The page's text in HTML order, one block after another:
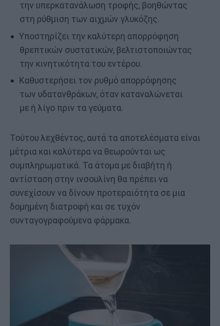
την υπερκατανάλωση τροφής, βοηθώντας
στη ρύθμιση των αιχμών γλυκόζης.
Υποστηρίζει την καλύτερη απορρόφηση
θρεπτικών συστατικών, βελτιστοποιώντας
την κινητικότητα του εντέρου.
Καθυστερήσει τον ρυθμό απορρόφησης
των υδατανθράκων, όταν καταναλώνεται
με ή λίγο πριν τα γεύματα.
Τούτου λεχθέντος, αυτά τα αποτελέσματα είναι
μέτρια και καλύτερα να θεωρούνται ως
συμπληρωματικά. Τα άτομα με διαβήτη ή
αντίσταση στην ινσουλίνη θα πρέπει να
συνεχίσουν να δίνουν προτεραιότητα σε μια
δομημένη διατροφή και σε τυχόν
συνταγογραφούμενα φάρμακα.